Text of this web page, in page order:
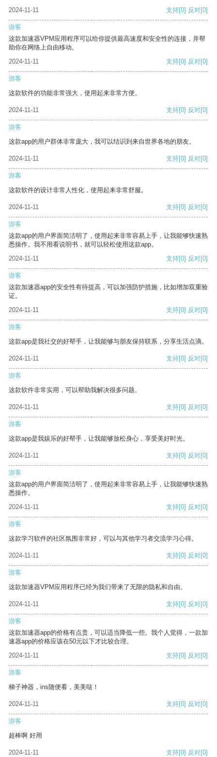
2024-11-11 支持[0] 反对[0]
游客
这款加速器VPM应用程序可以给你提供最高速度和安全性的连接，并帮
助你在网络上自由移动。
2024-11-11
支持[0] 反对[0]
游客
这款软件的功能非常强大，使用起来非常方便。
2024-11-11 支持[0] 反对[0]
游客
这款app的用户群体非常庞大，我可以结识到来自世界各地的朋友。
2024-11-11 支持[0] 反对[0]
游客
这款软件的设计非常人性化，使用起来非常舒服。
2024-11-11 支持[0] 反对[0]
游客
这款app的用户界面简洁明了，使用起来非常容易上手，让我能够快速熟
悉操作。我不用看说明书，就可以轻松使用这款app。
2024-11-11
支持[0] 反对[0]
游客
这款加速器app的安全性有待提高，可以加强防护措施，比如增加双重验
证。
2024-11-11
支持[0] 反对[0]
游客
这款app是我社交的好帮手，让我能够与朋友保持联系，分享生活点滴。
2024-11-11 支持[0] 反对[0]
游客
这款软件非常实用，可以帮助我解决很多问题。
2024-11-11 支持[0] 反对[0]
游客
这款app是我娱乐的好帮手，让我能够放松身心，享受美好时光。
2024-11-11 支持[0] 反对[0]
游客
这款app的用户界面简洁明了，使用起来非常容易上手，让我能够快速熟
悉操作。
2024-11-11
支持[0] 反对[0]
游客
这款学习软件的社区氛围非常好，可以与其他学习者交流学习心得。
2024-11-11 支持[0] 反对[0]
游客
这款加速器VPM应用程序已经为我们带来了无限的隐私和自由。
2024-11-11 支持[0] 反对[0]
游客
这款加速器app的价格有点贵，可以适当降低一些。我个人觉得，一款加
速器app的价格应该在50元以下才比较合理。
2024-11-11
支持[0] 反对[0]
游客
梯子神器，ins随便看，美美哒！
2024-11-11 支持[0] 反对[0]
游客
超棒啊 好用
2024-11-11 支持[0] 反对[0]